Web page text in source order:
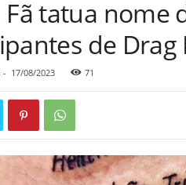
Fã tatua nome
de Drag
- 17/08/2023 71